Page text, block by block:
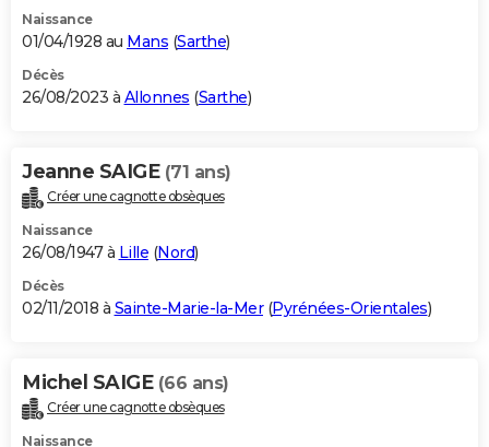
Dictionnaire
Biographies
Citations
Expressions
Proverbes
PROGRAMME TV
S'inscrire
Se connecter
Lycées
Collèges
Primaires
Universités
Entreprises
Service militaire
Avis de recherche
AVIS DE DÉCÈS
Bricolage
Lifestyle
Culture
Sport
Auto
Television
Voyage
Cinema
Naissance
01/04/1928 au Mans (Sarthe)
Décès
26/08/2023 à Allonnes (Sarthe)
Jeanne SAIGE (71 ans)
Créer une cagnotte obsèques
Naissance
26/08/1947 à Lille (Nord)
Décès
02/11/2018 à Sainte-Marie-la-Mer(Pyrénées-Orientales)
Michel SAIGE (66 ans)
Créer une cagnotte obsèques
Naissance